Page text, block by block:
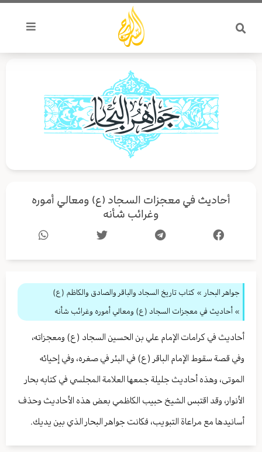
تخطي
المحتوى
أحاديث في معجزات السجاد (ع) ومعالي أموره
وغرائب شأنه
جواهر البحار » كتاب تاريخ السجاد والباقر والصادق والكاظم (ع)
» أحاديث في معجزات السجاد (ع) ومعالي أموره وغرائب شأنه
أحاديث في كرامات الإمام علي بن الحسين السجاد (ع) ومعجزاته،
وفي قصة سقوط الإمام الباقر (ع) في البئر في صغره، وفي إحيائه
الموتى، وهذه أحاديث جليلة جمعها العلامة المجلسي في كتابه بحار
الأنوار، وقد اقتبس الشيخ حبيب الكاظمي بعض هذه الأحاديث وحذف
أسانيدها مع مراعاة التبويب، فكانت جواهر البحار الذي بين يديك.